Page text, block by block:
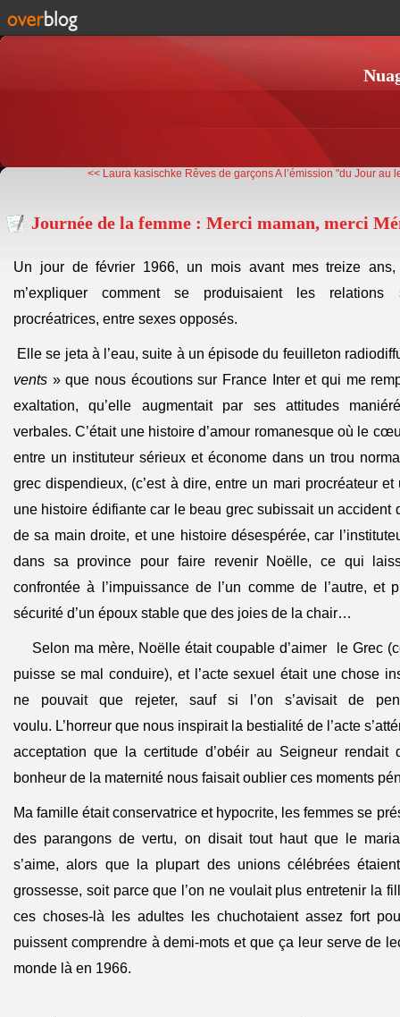
<< Laura kasischke Rêves de garçonsA l’émission "du Jour au
Journée de la femme : Merci maman, merci
Un jour de février 1966, un mois avant mes treize
m’expliquer comment se produisaient les relations
procréatrices, entre sexes opposés.
Elle se jeta à l’eau, suite à un épisode du feuilleton
vents » que nous écoutions sur France Inter et qui me
exaltation, qu’elle augmentait par ses attitudes
verbales. C’était une histoire d’amour romanesque où le
entre un instituteur sérieux et économe dans un trou
grec dispendieux, (c’est à dire, entre un mari procréateur
une histoire édifiante car le beau grec subissait un accident
de sa main droite, et une histoire désespérée, car
dans sa province pour faire revenir Noëlle, ce qui
confrontée à l’impuissance de l’un comme de l’autre, et
sécurité d’un époux stable que des joies de la chair…
Selon ma mère, Noëlle était coupable d’aimer le Grec
puisse se mal conduire), et l’acte sexuel était une chose
ne pouvait que rejeter, sauf si l’on s’avisait de
voulu. L’horreur que nous inspirait la bestialité de l’acte
acceptation que la certitude d’obéir au Seigneur rendait
bonheur de la maternité nous faisait oublier ces moments
Ma famille était conservatrice et hypocrite, les femmes se
des parangons de vertu, on disait tout haut que le
s’aime, alors que la plupart des unions célébrées
grossesse, soit parce que l’on ne voulait plus entretenir la
ces choses-là les adultes les chuchotaient assez fort
puissent comprendre à demi-mots et que ça leur serve de
monde là en 1966.